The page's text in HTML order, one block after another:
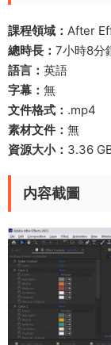
課程領域： After
總時長： 7小時8分
語言： 英語
字幕： 無
文件格式： .mp4
素材文件： 無
資源大小： 3.36
内容截圖